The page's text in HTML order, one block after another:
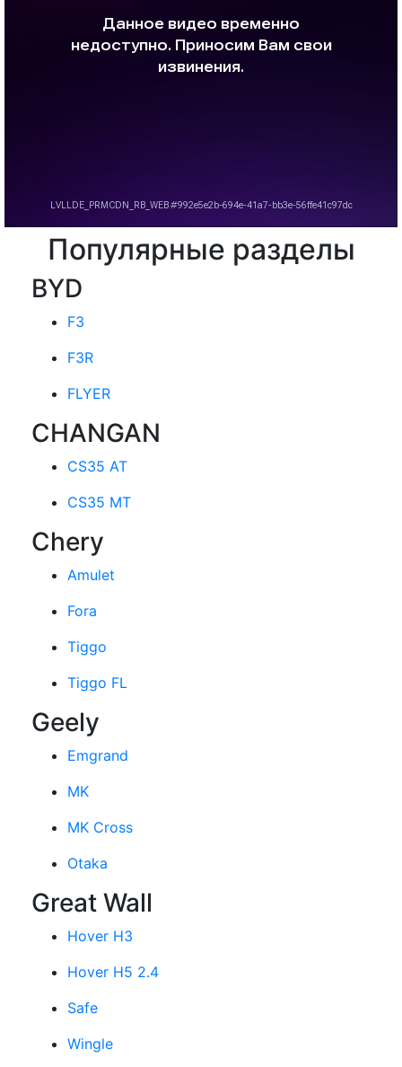
Популярные разделы
BYD
F3
F3R
FLYER
CHANGAN
CS35 AT
CS35 MT
Chery
Amulet
Fora
Tiggo
Tiggo FL
Geely
Emgrand
MK
MK Cross
Otaka
Great Wall
Hover H3
Hover H5 2.4
Safe
Wingle